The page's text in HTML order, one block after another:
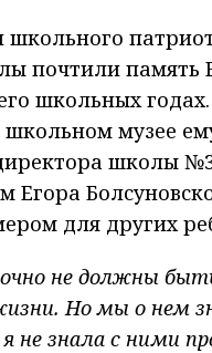
школьного
почтили память
школьных
школьном музее
школы
Егора
для других
не должны
Но мы о нем
не знала с ними